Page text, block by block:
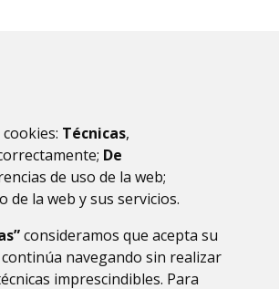
Técnicas,
De
de uso de la web;
la web y sus servicios.
consideramos que acepta su
navegando sin realizar
imprescindibles. Para